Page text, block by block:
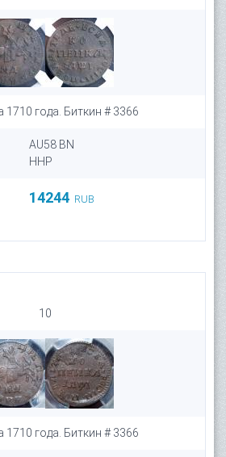
1710 года. Биткин # 3366
AU58 BN
HHP
14244 RUB
10
1710 года. Биткин # 3366